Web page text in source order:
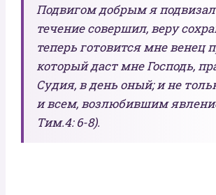
Подвигом добрым я
течение совершил, веру
теперь готовится мне венец
который даст мне Господь,
Судия, в день оный; и не
и всем, возлюбившим
Тим.4: 6-8).